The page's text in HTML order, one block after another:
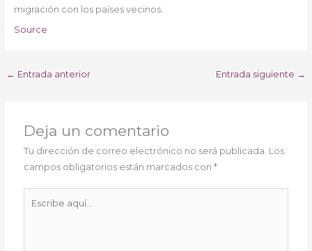
migración con los países vecinos.
Source
← Entrada anterior Entrada siguiente →
Deja un comentario
Tu dirección de correo electrónico no será publicada. Los
campos obligatorios están marcados con*